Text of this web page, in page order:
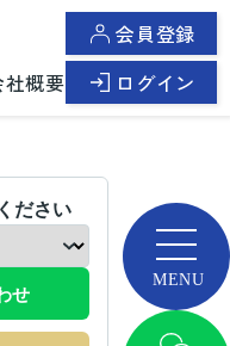
社概要
会員登録
ログイン
ださい
せ